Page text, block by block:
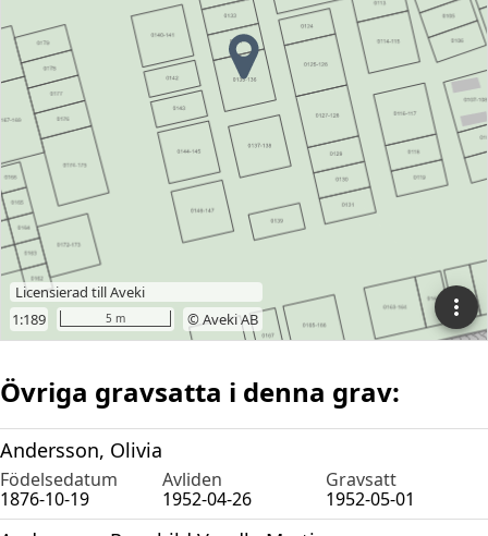
Övriga gravsatta i denna grav:
Andersson, Olivia
Födelsedatum Avliden
Gravsatt
1876-10-19
1952-04-26 1952-05-01